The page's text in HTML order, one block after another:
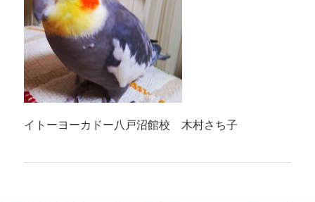
イトーヨーカドー八戸沼館校 木村さち子